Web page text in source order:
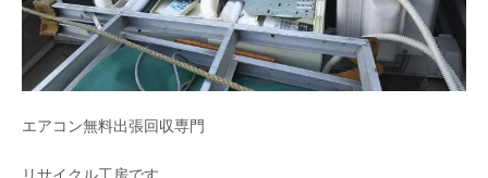
エアコン無料出張回収専門